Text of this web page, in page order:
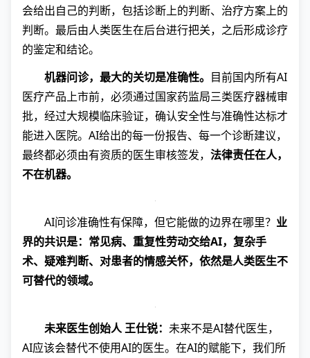
会给出自己的判断，包括诊断上的判断、治疗方案上的
判断。最后由人类医生在后台进行把关，之后形成诊疗
的鉴定和结论。
机器问诊，最大的关切是准确性。 目前国内所有AI
医疗产品上市前，必须通过国家药监局三类医疗器械审
批，经过大规模临床验证，确认安全性与准确性达标才
能进入医院。AI给出的每一份报告、每一个诊断建议，
最终都必须由有资质的医生审核签发， 法律责任在人，
不在机器。
AI问诊准确性有保障，但它能做的边界在哪里？ 业
界的共识是：常见病、重复性劳动交给AI，复杂手
术、疑难判断、对患者的情感关怀，依然是人类医生不
可替代的领域。
未来医生创始人 王仕锐： 未来不是AI替代医生，
AI应该会替代不使用AI的医生。在AI的赋能下，我们所